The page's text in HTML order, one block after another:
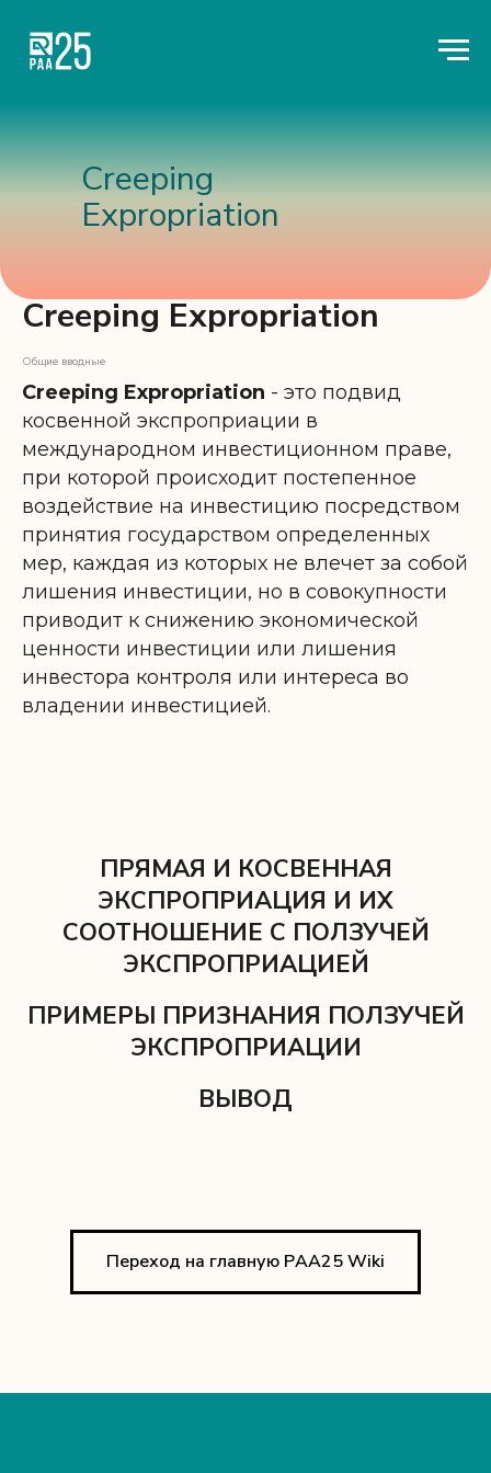
Creeping
Expropriation
Creeping Expropriation
Общие вводные
Creeping Expropriation - это подвид
косвенной экспроприации в
международном инвестиционном праве,
при которой происходит постепенное
воздействие на инвестицию посредством
принятия государством определенных
мер, каждая из которых не влечет за собой
лишения инвестиции, но в совокупности
приводит к снижению экономической
ценности инвестиции или лишения
инвестора контроля или интереса во
владении инвестицией.
ПРЯМАЯ И КОСВЕННАЯ
ЭКСПРОПРИАЦИЯ И ИХ
СООТНОШЕНИЕ С ПОЛЗУЧЕЙ
ЭКСПРОПРИАЦИЕЙ
ПРИМЕРЫ ПРИЗНАНИЯ ПОЛЗУЧЕЙ
ЭКСПРОПРИАЦИИ
ВЫВОД
Переход на главную РAA25 Wiki